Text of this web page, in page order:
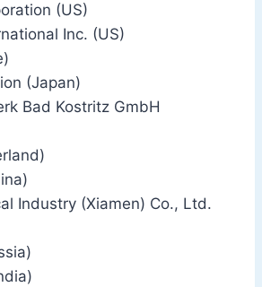
(US)
Inc. (US)
(Japan)
Bad Kostritz GmbH
Industry (Xiamen) Co., Ltd.